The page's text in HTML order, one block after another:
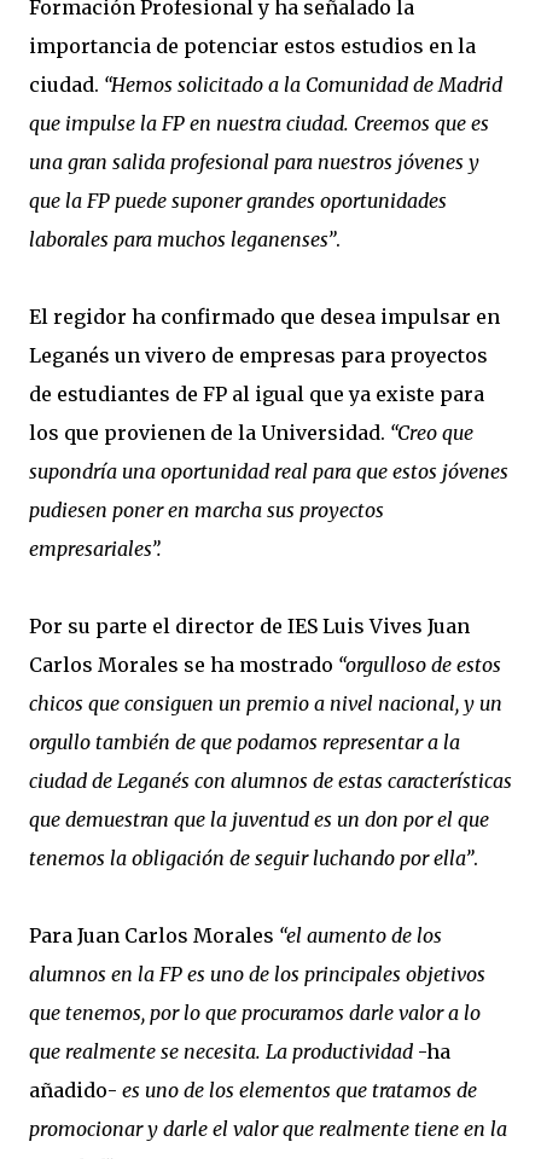
Formación Profesional y ha señalado la
importancia de potenciar estos estudios en la
ciudad. “Hemos solicitado a la Comunidad de Madrid
que impulse la FP en nuestra ciudad. Creemos que es
una gran salida profesional para nuestros jóvenes y
que la FP puede suponer grandes oportunidades
laborales para muchos leganenses”.
El regidor ha confirmado que desea impulsar en
Leganés un vivero de empresas para proyectos
de estudiantes de FP al igual que ya existe para
los que provienen de la Universidad. “Creo que
supondría una oportunidad real para que estos jóvenes
pudiesen poner en marcha sus proyectos
empresariales”.
Por su parte el director de IES Luis Vives Juan
Carlos Morales se ha mostrado “orgulloso de estos
chicos que consiguen un premio a nivel nacional, y un
orgullo también de que podamos representar a la
ciudad de Leganés con alumnos de estas características
que demuestran que la juventud es un don por el que
tenemos la obligación de seguir luchando por ella”.
Para Juan Carlos Morales “el aumento de los
alumnos en la FP es uno de los principales objetivos
que tenemos, por lo que procuramos darle valor a lo
que realmente se necesita. La productividad -ha
añadido- es uno de los elementos que tratamos de
promocionar y darle el valor que realmente tiene en la